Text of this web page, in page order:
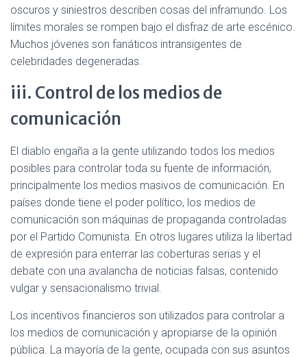
oscuros y siniestros describen cosas del inframundo. Los
límites morales se rompen bajo el disfraz de arte escénico.
Muchos jóvenes son fanáticos intransigentes de
celebridades degeneradas.
iii. Control de los medios de
comunicación
El diablo engaña a la gente utilizando todos los medios
posibles para controlar toda su fuente de información,
principalmente los medios masivos de comunicación. En
países donde tiene el poder político, los medios de
comunicación son máquinas de propaganda controladas
por el Partido Comunista. En otros lugares utiliza la libertad
de expresión para enterrar las coberturas serias y el
debate con una avalancha de noticias falsas, contenido
vulgar y sensacionalismo trivial.
Los incentivos financieros son utilizados para controlar a
los medios de comunicación y apropiarse de la opinión
pública. La mayoría de la gente, ocupada con sus asuntos